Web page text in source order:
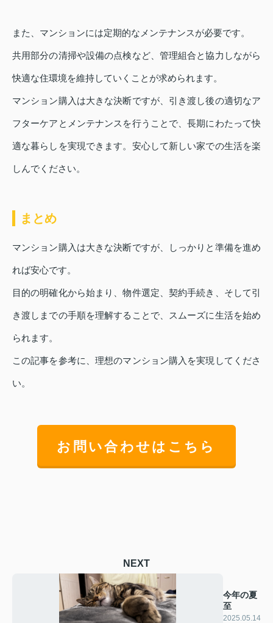
また、マンションには定期的なメンテナンスが必要です。
共用部分の清掃や設備の点検など、管理組合と協力しながら
快適な住環境を維持していくことが求められます。
マンション購入は大きな決断ですが、引き渡し後の適切なア
フターケアとメンテナンスを行うことで、長期にわたって快
適な暮らしを実現できます。安心して新しい家での生活を楽
しんでください。
まとめ
マンション購入は大きな決断ですが、しっかりと準備を進め
れば安心です。
目的の明確化から始まり、物件選定、契約手続き、そして引
き渡しまでの手順を理解することで、スムーズに生活を始め
られます。
この記事を参考に、理想のマンション購入を実現してくださ
い。
お問い合わせはこちら
NEXT
今年の夏
至
2025.05.14